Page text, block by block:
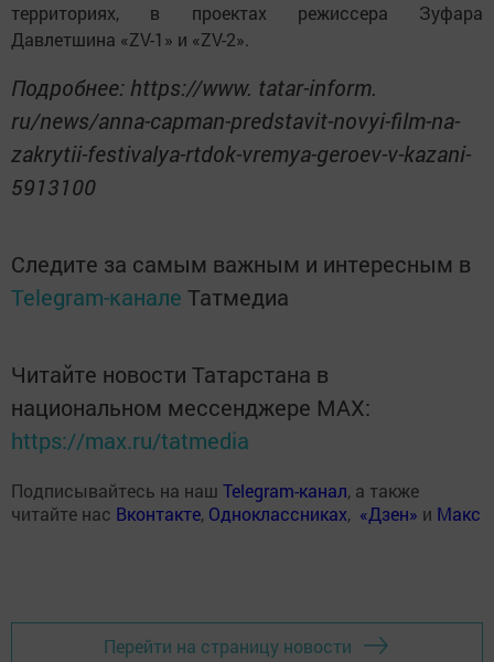
территориях, в проектах режиссера Зуфара
Давлетшина «ZV-1» и «ZV-2».
Подробнее: https://www. tatar-inform.
ru/news/anna-capman-predstavit-novyi-film-na-
zakrytii-festivalya-rtdok-vremya-geroev-v-kazani-
5913100
Следите за самым важным и интересным в
Telegram-канале Татмедиа
Читайте новости Татарстана в
национальном мессенджере MАХ:
https://max.ru/tatmedia
Подписывайтесь на наш Telegram-канал, а также
читайте нас Вконтакте, Одноклассниках, «Дзен» и Макс
Перейти на страницу новости